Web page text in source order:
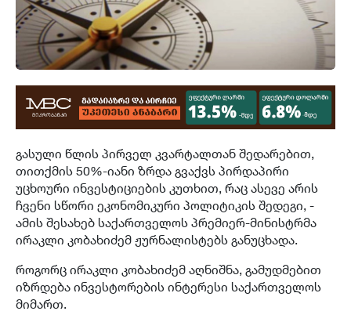
გასული წლის პირველ კვარტალთან შედარებით,
თითქმის 50%-იანი ზრდა გვაქვს პირდაპირი
უცხოური ინვესტიციების კუთხით, რაც ასევე არის
ჩვენი სწორი ეკონომიკური პოლიტიკის შედეგი, -
ამის შესახებ საქართველოს პრემიერ-მინისტრმა
ირაკლი კობახიძემ ჟურნალისტებს განუცხადა.
როგორც ირაკლი კობახიძემ აღნიშნა, გამუდმებით
იზრდება ინვესტორების ინტერესი საქართველოს
მიმართ.